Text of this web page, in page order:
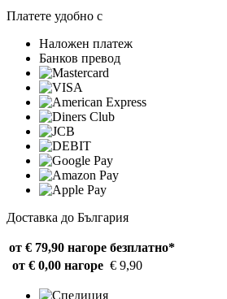
Платете удобно с
Наложен платеж
Банков превод
Доставка до България
от € 79,90 нагоре безплатно*
от € 0,00 нагоре € 9,90